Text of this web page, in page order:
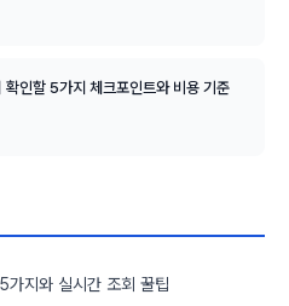
인할 5가지 체크포인트와 비용 기준
가지와 실시간 조회 꿀팁